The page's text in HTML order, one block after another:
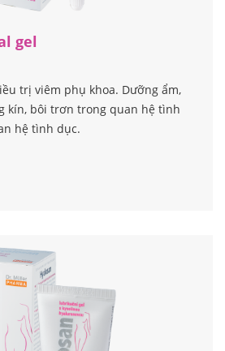
gel
trị viêm phụ khoa. Dưỡng ẩm,
kín, bôi trơn trong quan hệ tình
hệ tình dục.